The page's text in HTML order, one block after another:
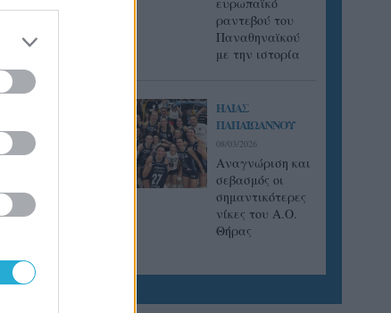
ραντεβού του
Παναθηναϊκού
με την ιστορία
ΗΛΙΑΣ
ΠΑΠΑΪΩΑΝΝΟΥ
08/03/2026
Αναγνώριση και
σεβασμός οι
σημαντικότερες
νίκες του Α.Ο.
Θήρας